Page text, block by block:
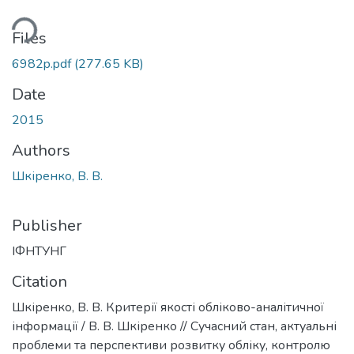
Files
6982p.pdf(277.65 KB)
Date
2015
Authors
Шкіренко, В. В.
Publisher
ІФНТУНГ
Citation
Шкіренко, В. В. Критерії якості обліково-аналітичної
інформації / В. В. Шкіренко // Сучасний стан, актуальні
проблеми та перспективи розвитку обліку, контролю